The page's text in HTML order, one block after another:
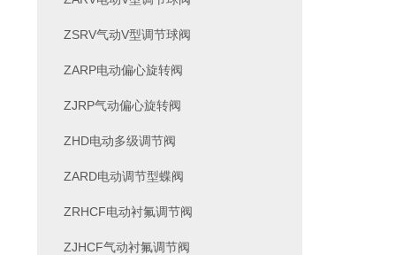
ZSRV气动V型调节球阀
ZARP电动偏心旋转阀
ZJRP气动偏心旋转阀
ZHD电动多级调节阀
ZARD电动调节型蝶阀
ZRHCF电动衬氟调节阀
ZJHCF气动衬氟调节阀